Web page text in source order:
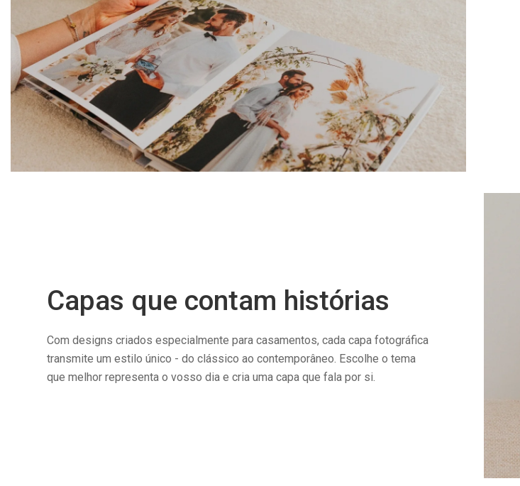
Capas que contam histórias
Com designs criados especialmente para casamentos, cada capa fotográfica
transmite um estilo único - do clássico ao contemporâneo. Escolhe o tema
que melhor representa o vosso dia e cria uma capa que fala por si.